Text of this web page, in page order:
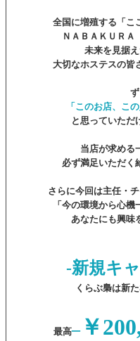
全国に増殖する「こ
ＮＡＢＡＫＵＲＡ
未来を見据
大切なホステスの皆
「このお店、こ
と思っていただ
当店が求める
必ず満足いただく
さらに今回は主任・
「今の環境から心
あなたにも興味
-新規キ
くらぶ梟は新
最高–￥